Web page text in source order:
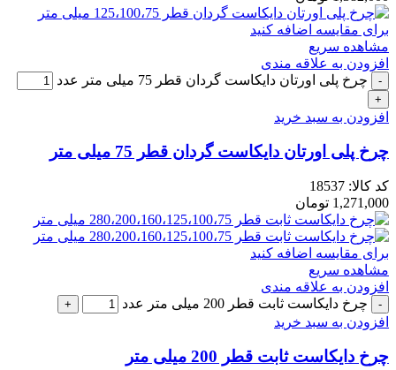
برای مقایسه اضافه کنید
مشاهده سریع
افزودن به علاقه مندی
چرخ پلی اورتان دایکاست گردان قطر 75 میلی متر عدد
افزودن به سبد خرید
چرخ پلی اورتان دایکاست گردان قطر 75 میلی متر
کد کالا: 18537
1,271,000 تومان
برای مقایسه اضافه کنید
مشاهده سریع
افزودن به علاقه مندی
چرخ دایکاست ثابت قطر 200 میلی متر عدد
افزودن به سبد خرید
چرخ دایکاست ثابت قطر 200 میلی متر